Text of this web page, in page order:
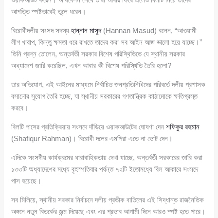
আপত্তি স্পষ্টভাবেই তুলে ধরেন।
বিরোধীদলীয় সংসদ সদস্যহান্নান মাসুদ(Hannan Masud) বলেন, “আওয়ামী
লীগ খারাপ, কিন্তু ক্ষমতা ধরে রাখতে তাদের করা সব আইন আজ ভালো হয়ে যাচ্ছে।”
তিনি প্রশ্ন তোলেন, অন্তর্বর্তী সরকার বিশেষ পরিস্থিতিতে যে স্থানীয় সরকার
অধ্যাদেশ জারি করেছিল, এখন আবার কী বিশেষ পরিস্থিতি তৈরি হলো?
তার অভিযোগ, এই আইনের মাধ্যমে নির্বাচিত জনপ্রতিনিধিদের পরিবর্তে দলীয় প্রশাসক
বসানোর সুযোগ তৈরি হচ্ছে, যা স্থানীয় সরকারের গণতান্ত্রিক কাঠামোকে ক্ষতিগ্রস্ত
করবে।
বিলটি পাসের প্রতিক্রিয়ায় সংসদে দাঁড়িয়ে ওয়াকআউটের ঘোষণা দেনশফিকুর রহমান
(Shafiqur Rahman)। বিরোধী দলের এমপিরা এতে না ভোট দেন।
এদিকে সংসদীয় কার্যক্রমের ধারাবাহিকতায় দেখা যাচ্ছে, অন্তর্বর্তী সরকারের জারি করা
১৩৩টি অধ্যাদেশের মধ্যে বৃহস্পতিবার পর্যন্ত ৭২টি ইতোমধ্যে বিল আকারে সংসদে
পাস হয়েছে।
সব মিলিয়ে, স্থানীয় সরকার নির্বাচনে দলীয় প্রতীক বাতিলের এই সিদ্ধান্ত রাজনৈতিক
অঙ্গনে নতুন বিতর্কের জন্ম দিয়েছে এবং এর প্রভাব আগামী দিনে আরও স্পষ্ট হতে পারে।